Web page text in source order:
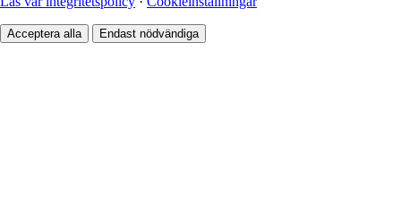
Acceptera alla Endast nödvändiga